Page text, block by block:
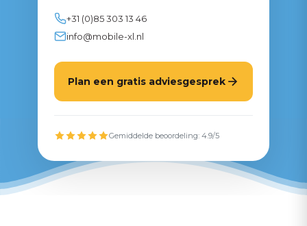
+31 (0)85 303 13 46
info@mobile-xl.nl
Plan een gratis adviesgesprek
Gemiddelde beoordeling: 4.9/5